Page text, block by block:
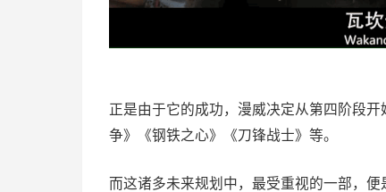
正是由于它的成功，漫威决定从第四阶段
争》《钢铁之心》《刀锋战士》等。
而这诸多未来规划中，最受重视的一部，便